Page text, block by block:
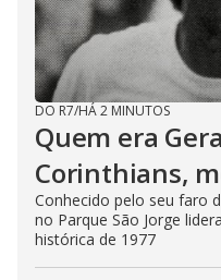
DO R7/HÁ 2 MINUTOS
Quem era
Corinthians,
Conhecido pelo seu faro
no Parque São Jorge
histórica de 1977